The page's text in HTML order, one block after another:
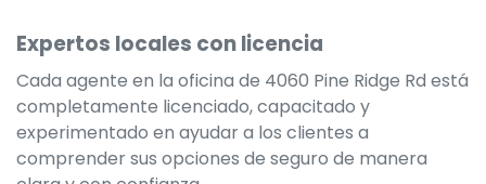
Expertos locales con licencia
Cada agente en la oficina de 4060 Pine Ridge Rd está
completamente licenciado, capacitado y
experimentado en ayudar a los clientes a
comprender sus opciones de seguro de manera